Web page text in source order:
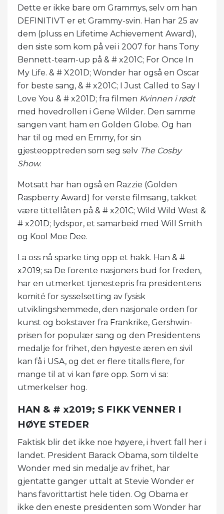
Dette er ikke bare om Grammys, selv om han
DEFINITIVT er et Grammy-svin. Han har 25 av
dem (pluss en Lifetime Achievement Award),
den siste som kom på vei i 2007 for hans Tony
Bennett-team-up på & # x201C; For Once In
My Life. & # X201D; Wonder har også en Oscar
for beste sang, & # x201C; I Just Called to Say I
Love You & # x201D; fra filmen Kvinnen i rødt
med hovedrollen i Gene Wilder. Den samme
sangen vant ham en Golden Globe. Og han
har til og med en Emmy, for sin
gjesteopptreden som seg selv The Cosby
Show.
Motsatt har han også en Razzie (Golden
Raspberry Award) for verste filmsang, takket
være tittellåten på & # x201C; Wild Wild West &
# x201D; lydspor, et samarbeid med Will Smith
og Kool Moe Dee.
La oss nå sparke ting opp et hakk. Han & #
x2019; sa De forente nasjoners bud for freden,
har en utmerket tjenestepris fra presidentens
komité for sysselsetting av fysisk
utviklingshemmede, den nasjonale orden for
kunst og bokstaver fra Frankrike, Gershwin-
prisen for populær sang og den Presidentens
medalje for frihet, den høyeste æren en sivil
kan få i USA, og det er flere titalls flere, for
mange til at vi kan føre opp. Som vi sa:
utmerkelser hog.
HAN & # x2019; S FIKK VENNER I
HØYE STEDER
Faktisk blir det ikke noe høyere, i hvert fall her i
landet. President Barack Obama, som tildelte
Wonder med sin medalje av frihet, har
gjentatte ganger uttalt at Stevie Wonder er
hans favorittartist hele tiden. Og Obama er
ikke den eneste presidenten som Wonder har